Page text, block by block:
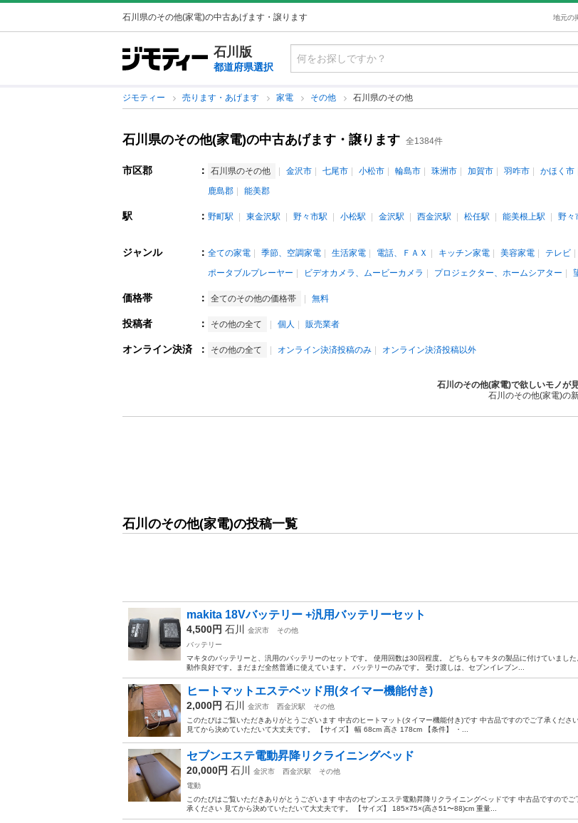
石川県のその他(家電)の中古あげます・譲ります 地元の
石川版
都道府県選択
ジモティー 売ります・あげます 家電 その他 石川県のその他
石川県のその他(家電)の中古あげます・譲ります 全1384件
市区郡 ： 石川県のその他 金沢市 七尾市 小松市 輪島市 珠洲市 加賀市 羽咋市 かほく市
鹿島郡
能美郡
駅 ： 野町駅 東金沢駅 野々市駅 小松駅 金沢駅 西金沢駅 松任駅 能美根上駅 野々
ジャンル ： 全ての家電 季節、空調家電 生活家電 電話、ＦＡＸ キッチン家電 美容家電 テレビ
ポータブルプレーヤー
ビデオカメラ、ムービーカメラ プロジェクター、ホームシアター
価格帯 ： 全てのその他の価格帯 無料
投稿者 ： その他の全て 個人 販売業者
オンライン決済 ： その他の全て オンライン決済投稿のみ オンライン決済投稿以外
石川のその他(家電)で欲しいモノが
石川のその他(家電)の
石川のその他(家電)の投稿一覧
makita 18Vバッテリー +汎用バッテリーセット
4,500円 石川 金沢市
その他
バッテリー
マキタのバッテリーと、汎用のバッテリーのセットです。 使用回数は30回程度。 どちらもマキタの製品に付けていました
動作良好です。まだまだ全然普通に使えています。 バッテリーのみです。 受け渡しは、セブンイレブン...
ヒートマットエステベッド用(タイマー機能付き)
2,000円 石川 金沢市 西金沢駅
その他
このたびはご覧いただきありがとうございます 中古のヒートマット(タイマー機能付き)です 中古品ですのでご了承くださ
見てから決めていただいて大丈夫です。 【サイズ】 幅 68cm 高さ 178cm 【条件】 ・...
セブンエステ電動昇降リクライニングベッド
20,000円 石川 金沢市 西金沢駅
その他
電動
このたびはご覧いただきありがとうございます 中古のセブンエステ電動昇降リクライニングベッドです 中古品ですのでご
承ください 見てから決めていただいて大丈夫です。 【サイズ】 185×75×(高さ51〜88)cm 重量...